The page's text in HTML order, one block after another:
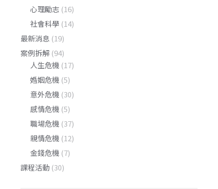
心理勵志 (16)
社會科學 (14)
最新消息 (19)
案例拆解 (94)
人生危機 (17)
婚姻危機 (5)
意外危機 (30)
感情危機 (5)
職場危機 (37)
親情危機 (12)
金錢危機 (7)
課程活動 (30)